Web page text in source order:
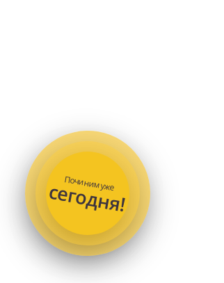
Починим уже
сегодня!